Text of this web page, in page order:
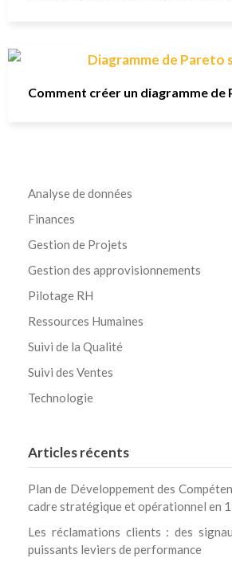
Comment créer un diagramme de
Analyse de données
Finances
Gestion de Projets
Gestion des approvisionnements
Pilotage RH
Ressources Humaines
Suivi de la Qualité
Suivi des Ventes
Technologie
Articles récents
Plan de Développement des
cadre stratégique et opérationnel en
Les réclamations clients : des
puissants leviers de performance